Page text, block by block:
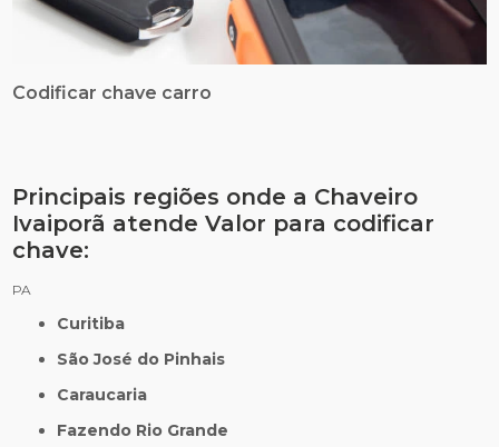
Codificar chave carro
Principais regiões onde a Chaveiro
Ivaiporã atende Valor para codificar
chave:
PA
Curitiba
São José do Pinhais
Caraucaria
Fazendo Rio Grande